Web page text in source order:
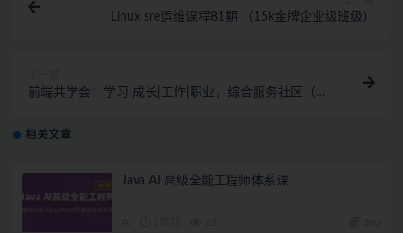
Linux sre运维课程81期 （15k金牌企业级班级）
前端共学会：学习|成长|工作|职业，综合服务社区（完
相关文章
Java AI 高级全能工程师体系课